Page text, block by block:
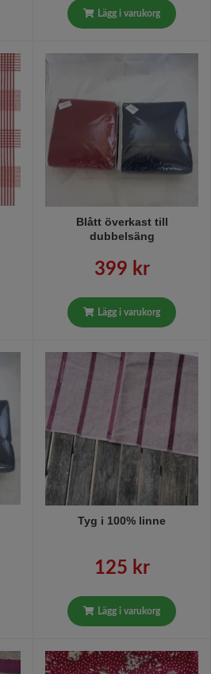
Lägg i varukorg
Blått överkast till
dubbelsäng
399 kr
Lägg i varukorg
Tyg i 100% linne
125 kr
Lägg i varukorg